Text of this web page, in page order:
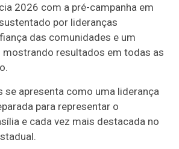
2026 com a pré-campanha em
por lideranças
das comunidades e um
mostrando resultados em todas as
se apresenta como uma liderança
para representar o
e cada vez mais destacada no